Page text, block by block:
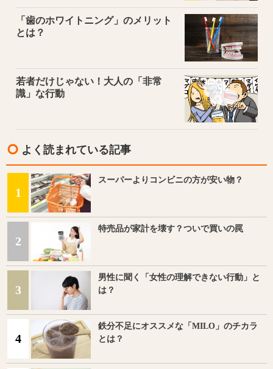
「歯のホワイトニング」のメリット
とは？
若者だけじゃない！大人の「非常
識」な行動
よく読まれている記事
1
スーパーよりコンビニの方が安い物？
2
特売品が家計を壊す？ついで買いの罠
3
男性に聞く「女性の理解できない行動」と
は？
4
鉄分不足にオススメな「MILO」のチカラ
とは？